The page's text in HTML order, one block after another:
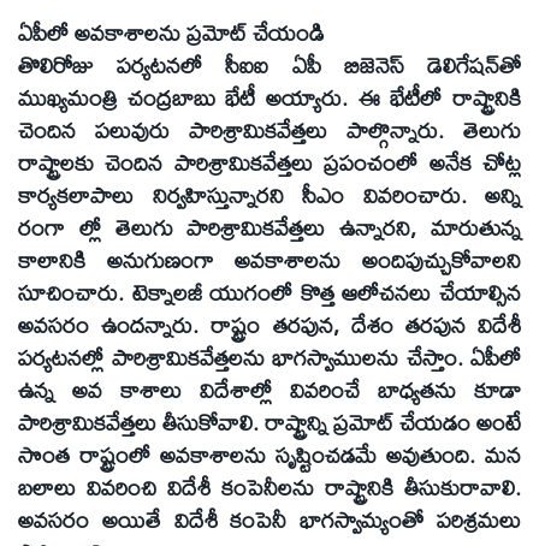
ఏపీలో అవకాశాలను ప్రమోట్ చేయండి
తొలిరోజు పర్యటనలో సీఐఐ ఏపీ బిజెనెస్ డెలిగేషన్‌తో
ముఖ్యమంత్రి చంద్రబాబు భేటీ అయ్యారు. ఈ భేటీలో రాష్ట్రానికి
చెందిన పలువురు పారిశ్రామికవేత్తలు పాల్గొన్నారు. తెలుగు
రాష్ట్రాలకు చెందిన పారిశ్రామికవేత్తలు ప్రపంచంలో అనేక చోట్ల
కార్యకలాపాలు నిర్వహిస్తున్నారని సీఎం వివరించారు. అన్ని
రంగా ల్లో తెలుగు పారిశ్రామికవేత్తలు ఉన్నారని, మారుతున్న
కాలానికి అనుగుణంగా అవకాశాలను అందిపుచ్చుకోవాలని
సూచించారు. టెక్నాలజీ యుగంలో కొత్త ఆలోచనలు చేయాల్సిన
అవసరం ఉందన్నారు. రాష్ట్రం తరపున, దేశం తరపున విదేశీ
పర్యటనల్లో పారిశ్రామికవేత్తలను భాగస్వాములను చేస్తాం. ఏపీలో
ఉన్న అవ కాశాలు విదేశాల్లో వివరించే బాధ్యతను కూడా
పారిశ్రామికవేత్తలు తీసుకోవాలి. రాష్ట్రాన్ని ప్రమోట్ చేయడం అంటే
సొంత రాష్ట్రంలో అవకాశాలను సృష్టించడమే అవుతుంది. మన
బలాలు వివరించి విదేశీ కంపెనీలను రాష్ట్రానికి తీసుకురావాలి.
అవసరం అయితే విదేశీ కంపెనీ భాగస్వామ్యంతో పరిశ్రమలు